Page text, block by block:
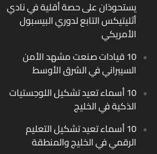
يستحوذان على حصة أقلية في نادي
أثليتيكس التابع لدوري البيسبول
الأمريكي
10 قيادات صنعت مشهد الأمن
السيبراني في الشرق الأوسط
10 أسماء تعيد تشكيل اللوجستيات
الذكية في الخليج
10 أسماء تعيد تشكيل التعليم
الرقمي في الخليج والمنطقة